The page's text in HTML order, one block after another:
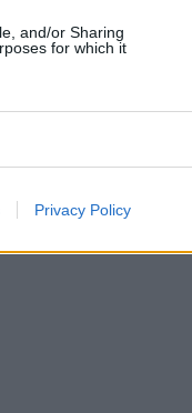
and/or Sharing
for which it
Privacy Policy